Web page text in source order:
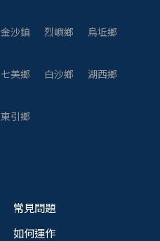
金沙鎮 烈嶼鄉
烏坵鄉
七美鄉 白沙鄉
湖西鄉
東引鄉
常見問題
如何運作